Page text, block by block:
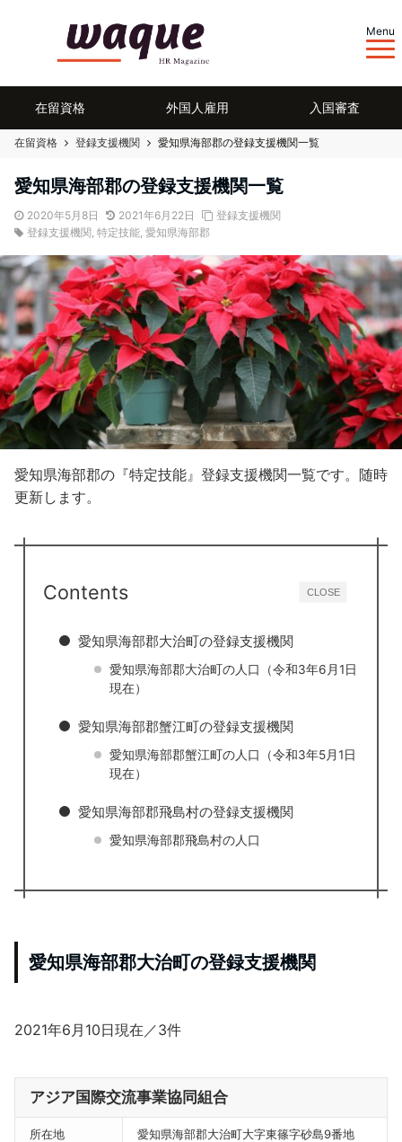
Menu
在留資格 外国人雇用 入国審査
在留資格 登録支援機関 愛知県海部郡の登録支援機関一覧
愛知県海部郡の登録支援機関一覧
2020年5月8日 2021年6月22日
登録支援機関
登録支援機関, 特定技能, 愛知県海部郡
愛知県海部郡の『特定技能』登録支援機関一覧です。随時
更新します。
CLOSE
Contents
愛知県海部郡大治町の登録支援機関
愛知県海部郡大治町の人口（令和3年6月1日
現在）
愛知県海部郡蟹江町の登録支援機関
愛知県海部郡蟹江町の人口（令和3年5月1日
現在）
愛知県海部郡飛島村の登録支援機関
愛知県海部郡飛島村の人口
愛知県海部郡大治町の登録支援機関
2021年6月10日現在／3件
アジア国際交流事業協同組合
所在地
愛知県海部郡大治町大字東篠字砂島9番地